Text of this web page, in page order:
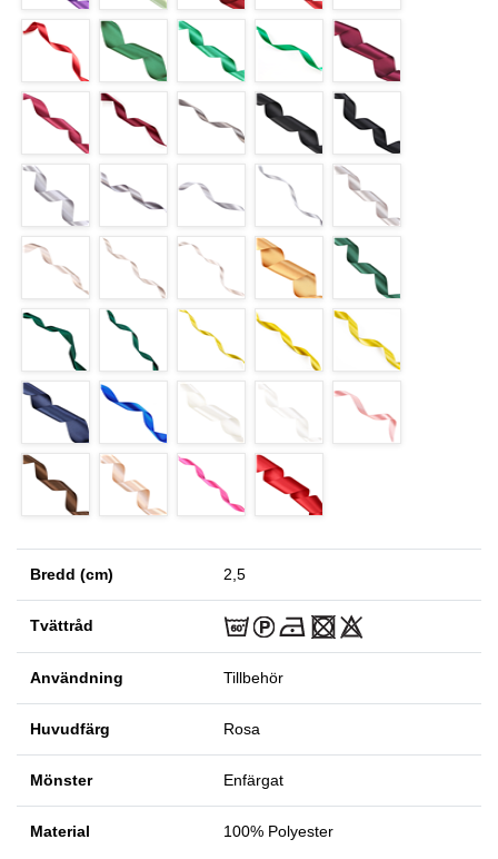
Bredd (cm) 2,5
Tvättråd
Användning Tillbehör
Huvudfärg Rosa
Mönster Enfärgat
Material 100% Polyester